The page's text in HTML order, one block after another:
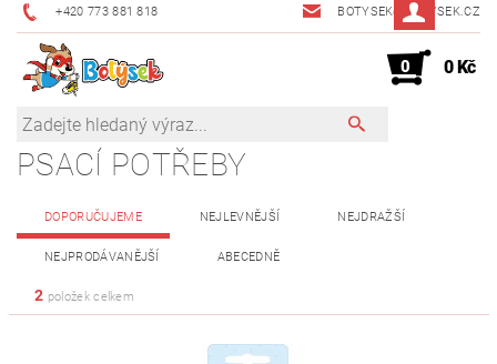
+420 773 881 818 BOTYSEK@BOTYSEK.CZ
0 0 Kč
PSACÍ POTŘEBY
DOPORUČUJEME NEJLEVNĚJŠÍ NEJDRAŽŠÍ
NEJPRODÁVANĚJŠÍ ABECEDNĚ
2 položek celkem